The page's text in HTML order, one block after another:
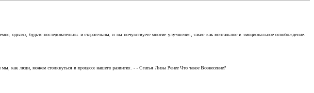
однако, будьте последовательны и старательны, и вы почувствуете многие улучшения, такие как ментальное и эмоциональное освобождение.
как люди, можем столкнуться в процессе нашего развития. - - Статья Лизы Ренее Что такое Вознесение?